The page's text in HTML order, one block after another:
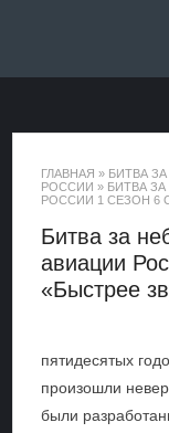
ГЛАВНАЯ » БИТВА
РОССИИ » БИТВА
РОССИИ 1 СЕЗОН 6
Битва за
авиации
«Быстрее
пятидесятых
произошли
были